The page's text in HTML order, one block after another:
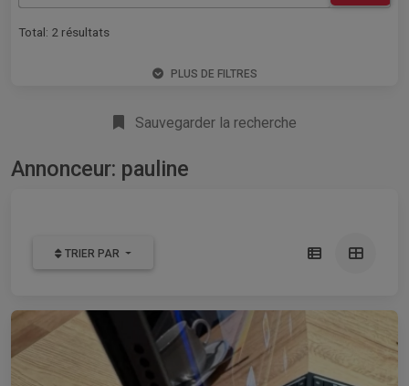
Total: 2 résultats
PLUS DE FILTRES
Sauvegarder la recherche
Annonceur: pauline
TRIER PAR